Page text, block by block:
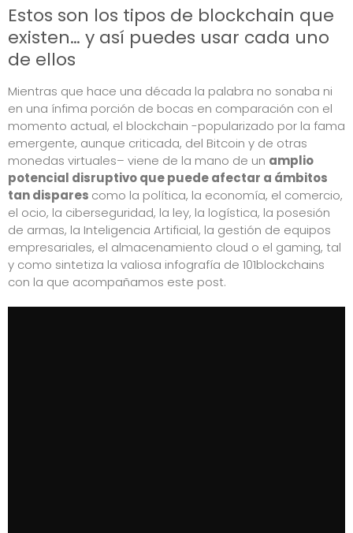
Estos son los tipos de blockchain que
existen… y así puedes usar cada uno
de ellos
Mientras que hace una década la palabra no sonaba ni
en una ínfima porción de bocas en comparación con el
momento actual, el blockchain -popularizado por la fama
emergente, aunque criticada, del Bitcoin y de otras
monedas virtuales– viene de la mano de un amplio
potencial disruptivo que puede afectar a ámbitos
tan dispares como la política, la economía, el comercio,
el ocio, la ciberseguridad, la ley, la logística, la posesión
de armas, la Inteligencia Artificial, la gestión de equipos
empresariales, el almacenamiento cloud o el gaming, tal
y como sintetiza la valiosa infografía de 101blockchains
con la que acompañamos este post.